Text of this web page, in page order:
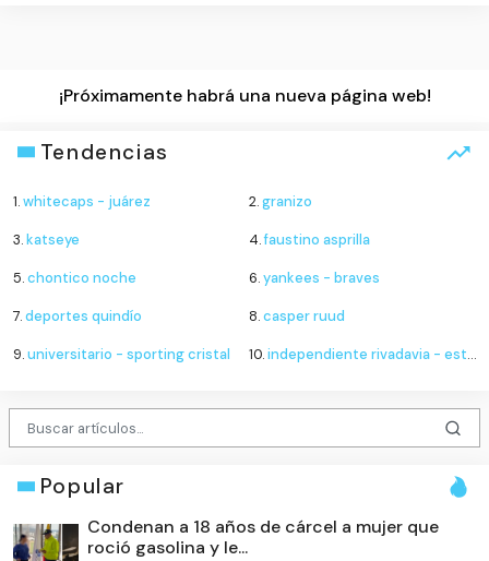
¡Próximamente habrá una nueva página web!
Tendencias
1.whitecaps - juárez 2.granizo
3.katseye 4.faustino asprilla
5.chontico noche 6.yankees - braves
7.deportes quindío 8.casper ruud
9.universitario - sporting cristal 10.independiente rivadavia - estudiantes de río cuarto
Popular
Condenan a 18 años de cárcel a mujer que
roció gasolina y le...